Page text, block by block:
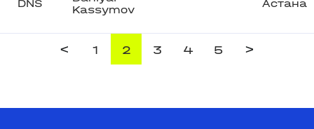
DNS
Kassymov
Астана
< 1 2 3 4 5 >